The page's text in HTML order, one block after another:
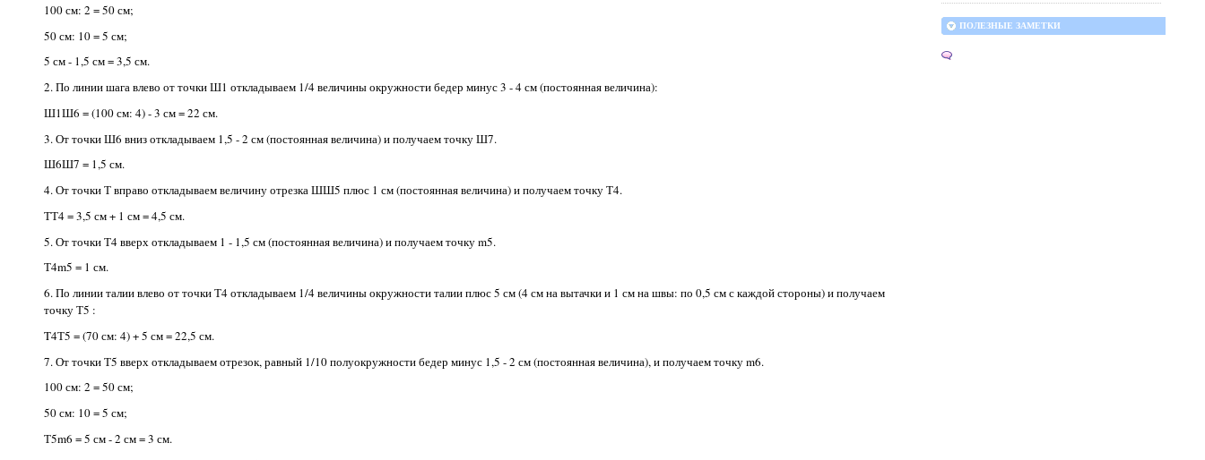
100 см: 2 = 50 см;
50 см: 10 = 5 см;
5 см - 1,5 см = 3,5 см.
2. По линии шага влево от точки Ш1 откладываем 1/4 величины окружности бедер минус 3 - 4 см (постоянная величина):
Ш1Ш6 = (100 см: 4) - 3 см = 22 см.
3. От точки Ш6 вниз откладываем 1,5 - 2 см (постоянная величина) и получаем точку Ш7.
Ш6Ш7 = 1,5 см.
4. От точки Т вправо откладываем величину отрезка ШШ5 плюс 1 см (постоянная величина) и получаем точку Т4.
ТТ4 = 3,5 см + 1 см = 4,5 см.
5. От точки Т4 вверх откладываем 1 - 1,5 см (постоянная величина) и получаем точку m5.
Т4m5 = 1 см.
6. По линии талии влево от точки Т4 откладываем 1/4 величины окружности талии плюс 5 см (4 см на вытачки и 1 см на швы: по 0,5 см с каждой стороны) и получаем
точку Т5 :
T4Т5 = (70 см: 4) + 5 см = 22,5 см.
7. От точки Т5 вверх откладываем отрезок, равный 1/10 полуокружности бедер минус 1,5 - 2 см (постоянная величина), и получаем точку m6.
100 см: 2 = 50 см;
50 см: 10 = 5 см;
Т5m6 = 5 см - 2 см = 3 см.
ПОЛЕЗНЫЕ ЗАМЕТКИ